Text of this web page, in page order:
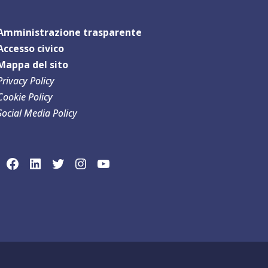
trasparente
civico
del sito
Policy
Policy
Media Policy
link social Facebook
link sociaLinkedln
link social Twitterlink social Instagram
link social YouTube